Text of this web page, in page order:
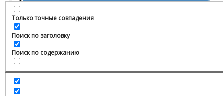
Только точные совпадения
Поиск по заголовку
Поиск по содержанию
Главная
АПТЕКИ”